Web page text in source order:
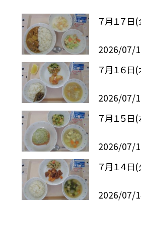
７月１７
2026/07/
７月１６
2026/07/
７月１５
2026/07/
７月１４
2026/07/